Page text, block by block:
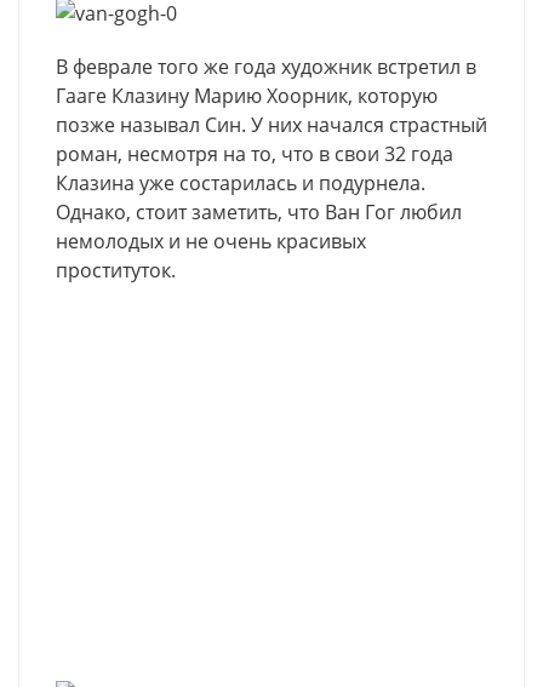
В февралетого же года художник встретил в
Гааге Клазину МариюХоорник, которую
позже называл Син. У них начался страстный
роман, несмотря на то, что в свои 32 года
Клазина уже состарилась и подурнела.
Однако, стоитзаметить, что Ван Гоглюбил
немолодых и не очень красивых
проституток.